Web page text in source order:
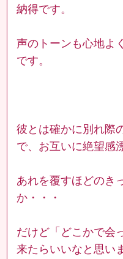
納得です。
声のトーンも心地よ
です。
彼とは確かに別れ際
で、お互いに絶望感
あれを覆すほどのき
か・・・
だけど「どこかで会
来たらいいなと思い